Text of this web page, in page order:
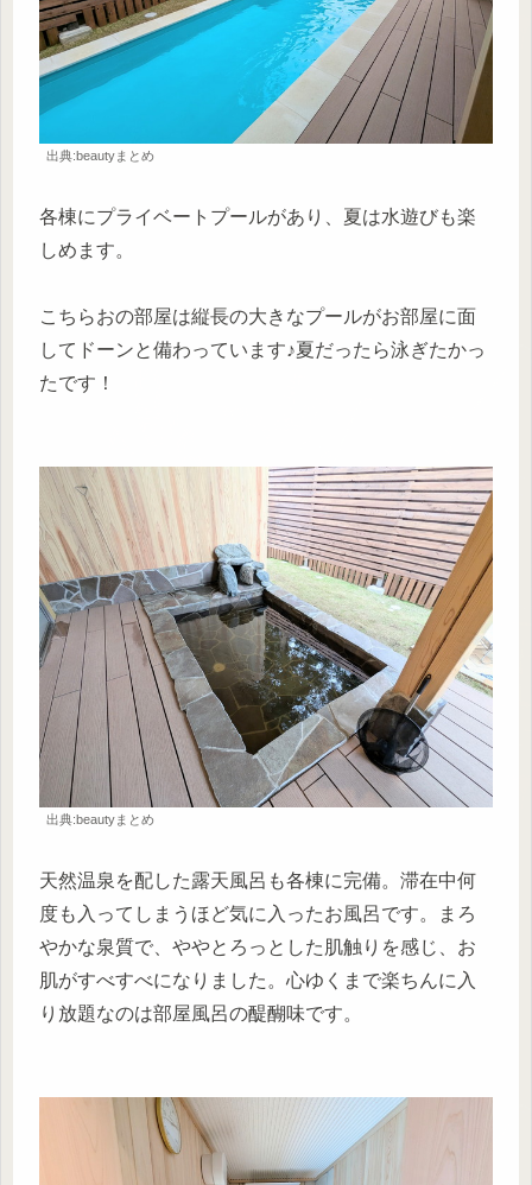
出典:beautyまとめ
各棟にプライベートプールがあり、夏は水遊びも楽
しめます。
こちらおの部屋は縦長の大きなプールがお部屋に面
してドーンと備わっています♪夏だったら泳ぎたかっ
たです！
出典:beautyまとめ
天然温泉を配した露天風呂も各棟に完備。滞在中何
度も入ってしまうほど気に入ったお風呂です。まろ
やかな泉質で、ややとろっとした肌触りを感じ、お
肌がすべすべになりました。心ゆくまで楽ちんに入
り放題なのは部屋風呂の醍醐味です。